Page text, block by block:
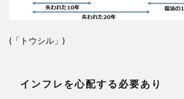
(「トウシル」)
インフレを心配する必要あり